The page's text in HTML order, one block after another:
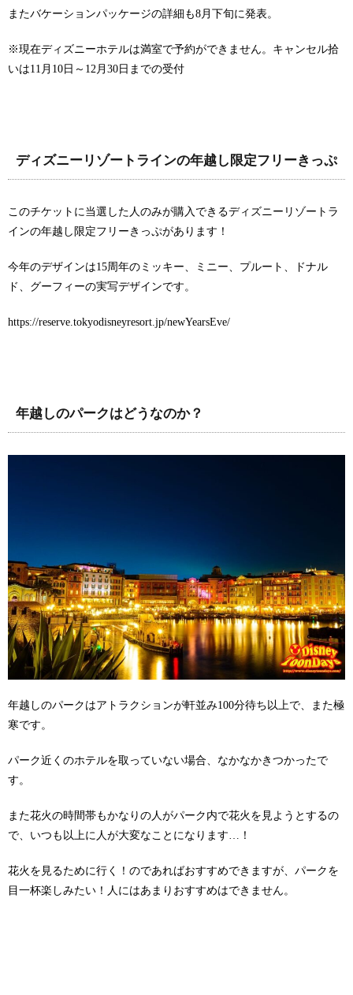
またバケーションパッケージの詳細も8月下旬に発表。
※現在ディズニーホテルは満室で予約ができません。キャンセル拾
いは11月10日～12月30日までの受付
ディズニーリゾートラインの年越し限定フリーきっぷ
このチケットに当選した人のみが購入できるディズニーリゾートラ
インの年越し限定フリーきっぷがあります！
今年のデザインは15周年のミッキー、ミニー、プルート、ドナル
ド、グーフィーの実写デザインです。
https://reserve.tokyodisneyresort.jp/newYearsEve/
年越しのパークはどうなのか？
年越しのパークはアトラクションが軒並み100分待ち以上で、また極
寒です。
パーク近くのホテルを取っていない場合、なかなかきつかったで
す。
また花火の時間帯もかなりの人がパーク内で花火を見ようとするの
で、いつも以上に人が大変なことになります…！
花火を見るために行く！のであればおすすめできますが、パークを
目一杯楽しみたい！人にはあまりおすすめはできません。